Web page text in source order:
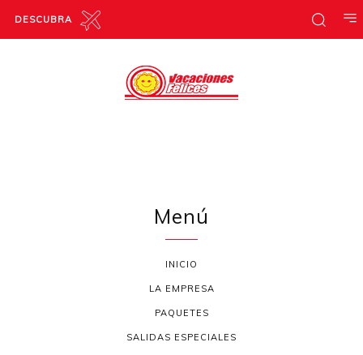
DESCUBRA
Menú
INICIO
LA EMPRESA
PAQUETES
SALIDAS ESPECIALES